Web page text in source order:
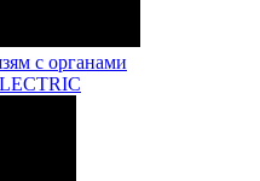
с органами